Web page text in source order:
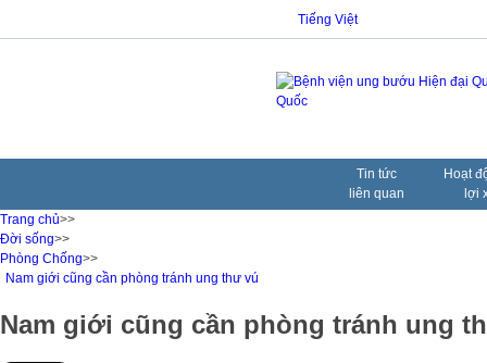
Tiếng Việt
Tin tức
liên quan
Hoạt
lợi
Trang chủ>>
Đời sống>>
Phòng Chống>>
Nam giới cũng cần phòng tránh ung thư vú
Nam giới cũng cần phòng tránh ung